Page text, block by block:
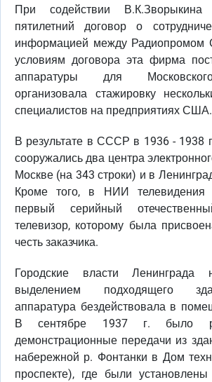
При содействии
пятилетний договор о
информацией между
условиям договора эта фирма
аппаратуры для
организовала стажировку
специалистов на предприятиях США.
В результате в СССР в 1936 - 1938
сооружались два центра
Москве (на 343 строки) и в
Кроме того, в НИИ телевидения
первый серийный
телевизор, которому была
честь заказчика.
Городские власти
выделением подходящего
аппаратура бездействовала в
В сентябре 1937 г. было
демонстрационные передачи из
набережной р. Фонтанки в Дом
проспекте), где были